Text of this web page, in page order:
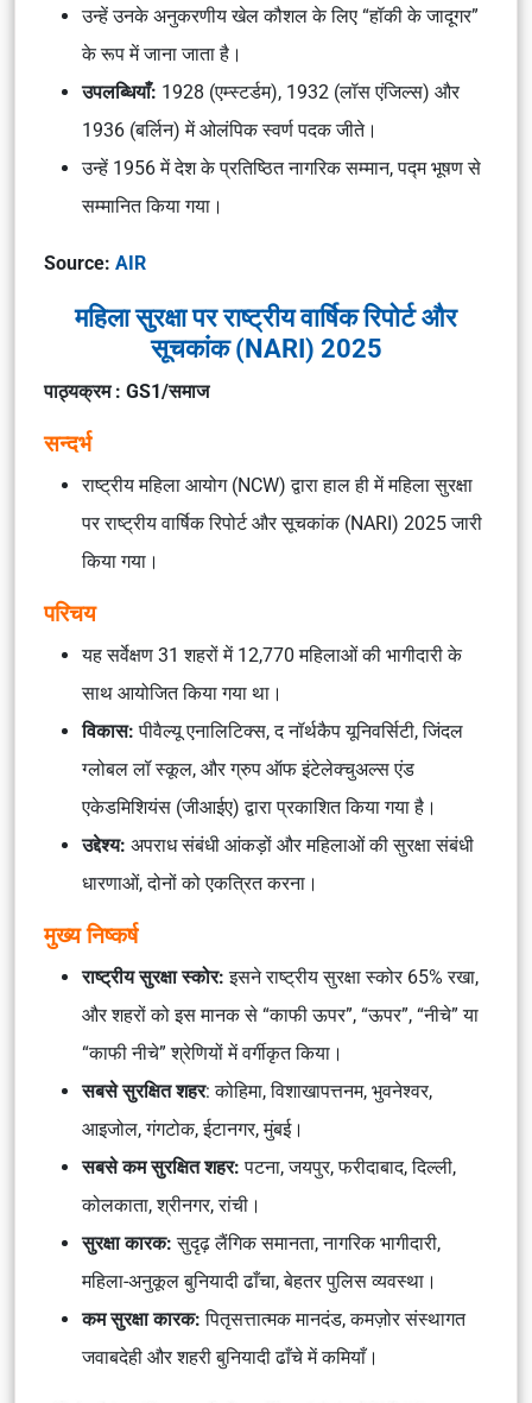
उन्हें उनके अनुकरणीय खेल कौशल के लिए “हॉकी के जादूगर”
के रूप में जाना जाता है।
उपलब्धियाँ: 1928 (एम्स्टर्डम), 1932 (लॉस एंजिल्स) और
1936 (बर्लिन) में ओलंपिक स्वर्ण पदक जीते।
उन्हें 1956 में देश के प्रतिष्ठित नागरिक सम्मान, पद्म भूषण से
सम्मानित किया गया।
Source: AIR
महिला सुरक्षा पर राष्ट्रीय वार्षिक रिपोर्ट और
सूचकांक (NARI) 2025
पाठ्यक्रम : GS1/समाज
सन्दर्भ
राष्ट्रीय महिला आयोग (NCW) द्वारा हाल ही में महिला सुरक्षा
पर राष्ट्रीय वार्षिक रिपोर्ट और सूचकांक (NARI) 2025 जारी
किया गया।
परिचय
यह सर्वेक्षण 31 शहरों में 12,770 महिलाओं की भागीदारी के
साथ आयोजित किया गया था।
विकास:पीवैल्यू एनालिटिक्स, द नॉर्थकैप यूनिवर्सिटी, जिंदल
ग्लोबल लॉ स्कूल, और ग्रुप ऑफ इंटेलेक्चुअल्स एंड
एकेडमिशियंस (जीआईए) द्वारा प्रकाशित किया गया है।
उद्देश्य: अपराध संबंधी आंकड़ों और महिलाओं की सुरक्षा संबंधी
धारणाओं, दोनों को एकत्रित करना।
मुख्य निष्कर्ष
राष्ट्रीय सुरक्षा स्कोर:इसने राष्ट्रीय सुरक्षा स्कोर 65% रखा,
और शहरों को इस मानक से “काफी ऊपर”, “ऊपर”, “नीचे” या
“काफी नीचे” श्रेणियों में वर्गीकृत किया।
सबसे सुरक्षित शहर: कोहिमा, विशाखापत्तनम, भुवनेश्वर,
आइजोल, गंगटोक, ईटानगर, मुंबई।
सबसे कम सुरक्षित शहर:पटना, जयपुर, फरीदाबाद, दिल्ली,
कोलकाता, श्रीनगर, रांची।
सुरक्षा कारक: सुदृढ़ लैंगिक समानता, नागरिक भागीदारी,
महिला-अनुकूल बुनियादी ढाँचा, बेहतर पुलिस व्यवस्था।
कम सुरक्षा कारक: पितृसत्तात्मक मानदंड, कमज़ोर संस्थागत
जवाबदेही और शहरी बुनियादी ढाँचे में कमियाँ।